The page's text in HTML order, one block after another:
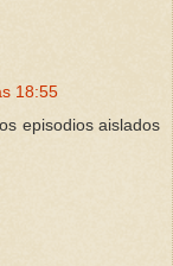
18:55
episodios aislados